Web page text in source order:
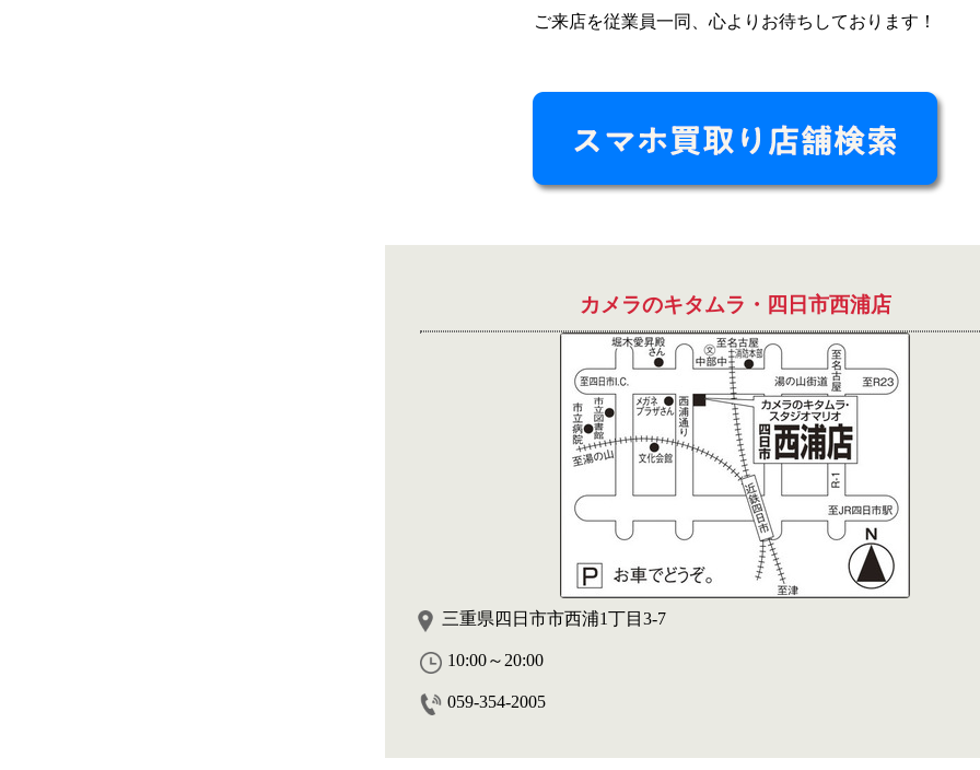
ご来店を従業員一同、心よりお待ちしております！
カメラのキタムラ・四日市西浦店
三重県四日市市西浦1丁目3-7
10:00～20:00
059-354-2005